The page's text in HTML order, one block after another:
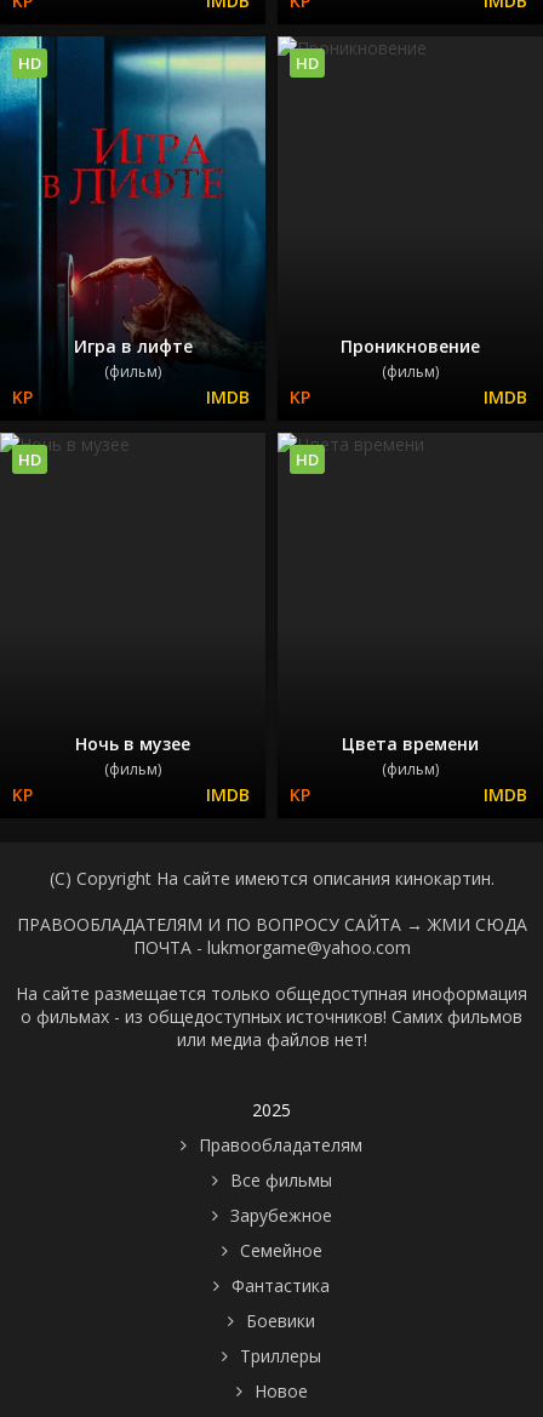
Игра в лифте
(фильм)
HD
Проникновение
(фильм)
HD
Ночь в музее
(фильм)
HD
Цвета времени
(фильм)
HD
(C) Copyright На сайте имеются описания кинокартин.
ПРАВООБЛАДАТЕЛЯМ И ПО ВОПРОСУ САЙТА → ЖМИ СЮДА
ПОЧТА - lukmorgame@yahoo.com
На сайте размещается только общедоступная иноформация
о фильмах - из общедоступных источников! Самих фильмов
или медиа файлов нет!
2025
Правообладателям
Все фильмы
Зарубежное
Семейное
Фантастика
Боевики
Триллеры
Новое